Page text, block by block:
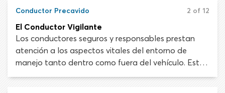
conflictos con otros usuarios de carretera,
accidentes y colisiones. La conducción distraída es
lo opuesto a la conducción atenta.
Conductor Precavido 2 of 12
El Conductor Vigilante
Los conductores seguros y responsables prestan
atención a los aspectos vitales del entorno de
manejo tanto dentro como fuera del vehículo. Estar
atento es más que simplemente estar alerta,